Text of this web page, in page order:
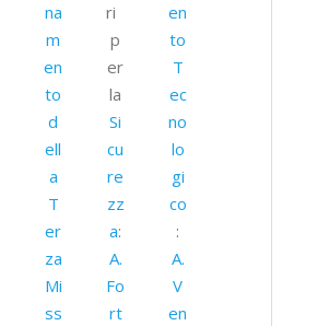
na
m
en
to
d
ell
a
T
er
za
Mi
ss
ri
p
er
la
Si
cu
re
zz
a:
A.
Fo
rt
en
to
T
ec
no
lo
gi
co
:
A.
V
en